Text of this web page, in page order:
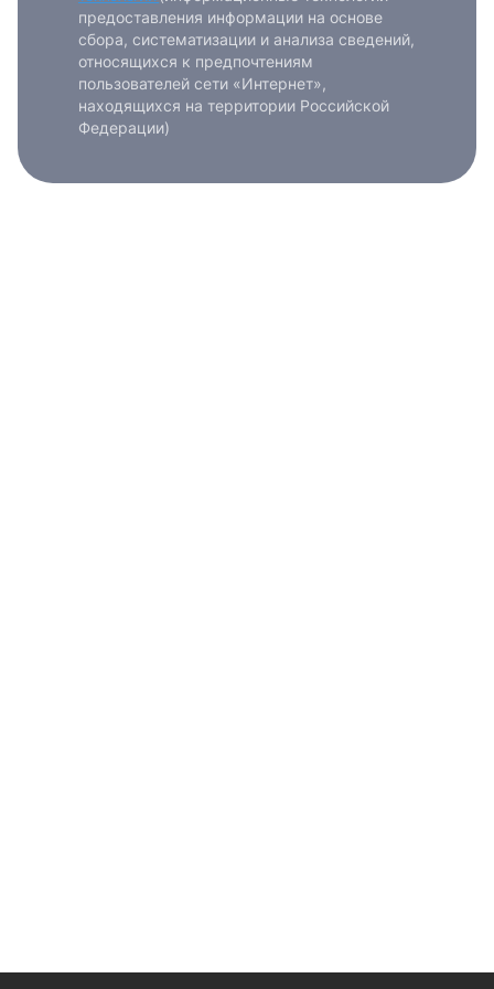
предоставления информации на основе
сбора, систематизации и анализа сведений,
относящихся к предпочтениям
пользователей сети «Интернет»,
находящихся на территории Российской
Федерации)